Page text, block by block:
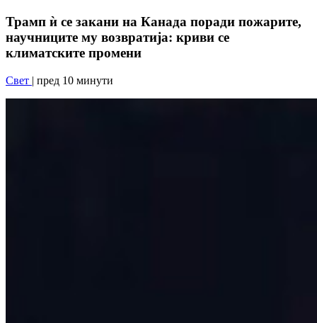
Трамп ѝ се закани на Канада поради пожарите,
научниците му возвратија: криви се
климатските промени
Свет | пред 10 минути